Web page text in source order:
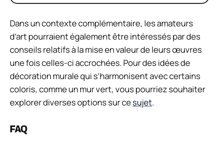
Dans un contexte complémentaire, les amateurs
d’art pourraient également être intéressés par des
conseils relatifs à la mise en valeur de leurs œuvres
une fois celles-ci accrochées. Pour des idées de
décoration murale qui s’harmonisent avec certains
coloris, comme un mur vert, vous pourriez souhaiter
explorer diverses options sur cesujet.
FAQ